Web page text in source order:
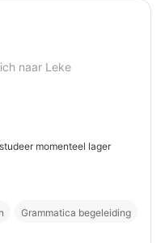
naar Leke
momenteel lager
Grammatica begeleiding